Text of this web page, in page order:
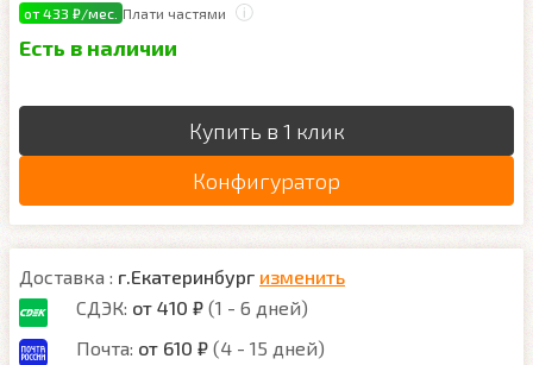
от 433 ₽/мес. Плати частями
Есть в наличии
Купить в 1 клик
Конфигуратор
Доставка : г.Екатеринбург изменить
СДЭК: от 410 ₽ (1 - 6 дней)
Почта: от 610 ₽ (4 - 15 дней)